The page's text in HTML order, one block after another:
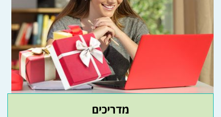
מדריכים